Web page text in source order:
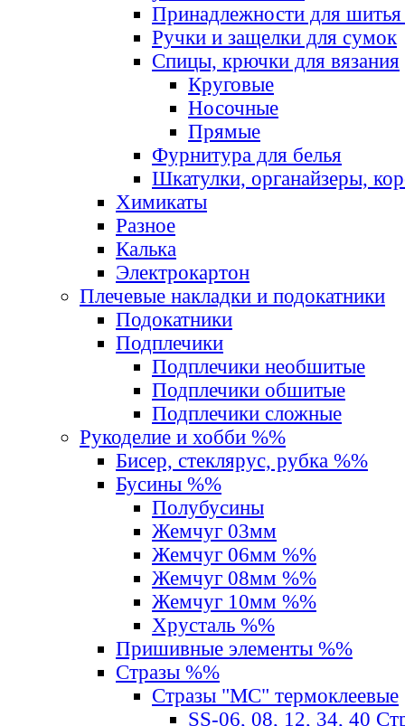
Принадлежности для шитья
Ручки и защелки для сумок
Спицы, крючки для вязания
Круговые
Носочные
Прямые
Фурнитура для белья
Шкатулки, органайзеры,
Химикаты
Разное
Калька
Электрокартон
Плечевые накладки и подокатники
Подокатники
Подплечики
Подплечики необшитые
Подплечики обшитые
Подплечики сложные
Рукоделие и хобби %%
Бисер, стеклярус, рубка %%
Бусины %%
Полубусины
Жемчуг 03мм
Жемчуг 06мм %%
Жемчуг 08мм %%
Жемчуг 10мм %%
Хрусталь %%
Пришивные элементы %%
Стразы %%
Стразы "MС" термоклеевые
SS-06, 08, 12, 34, 40